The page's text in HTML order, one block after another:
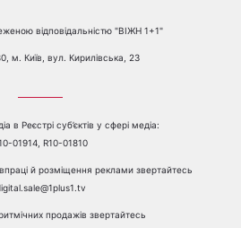
відповідальністю "ВІЖН 1+1"
м. Київ, вул. Кирилівська, 23
в Реєстрі суб’єктів у сфері медіа:
01914, R10-01810
й розміщення реклами звертайтесь
продажів звертайтесь